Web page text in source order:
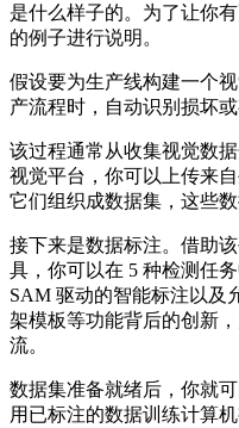
是什么样子的。为了让你
的例子进行说明。
假设要为生产线构建一个
产流程时，自动识别损坏或
该过程通常从收集视觉数
视觉平台，你可以上传来
它们组织成数据集，这些
接下来是数据标注。借助
具，你可以在 5 种检测任
SAM 驱动的智能标注以及
架模板等功能背后的创新
流。
数据集准备就绪后，你就
用已标注的数据训练计算